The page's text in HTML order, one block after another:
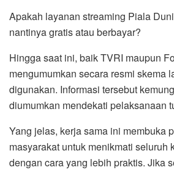
Apakah layanan streaming Piala
nantinya gratis atau berbayar?
Hingga saat ini, baik TVRI maupun
mengumumkan secara resmi skema
digunakan. Informasi tersebut
diumumkan mendekati pelaksanaan
Yang jelas, kerja sama ini membuka
masyarakat untuk menikmati seluruh
dengan cara yang lebih praktis. Jika